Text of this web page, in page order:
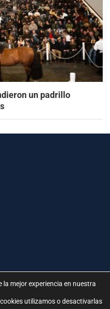
un padrillo
mejor experiencia en nuestra
utilizamos o desactivarlas